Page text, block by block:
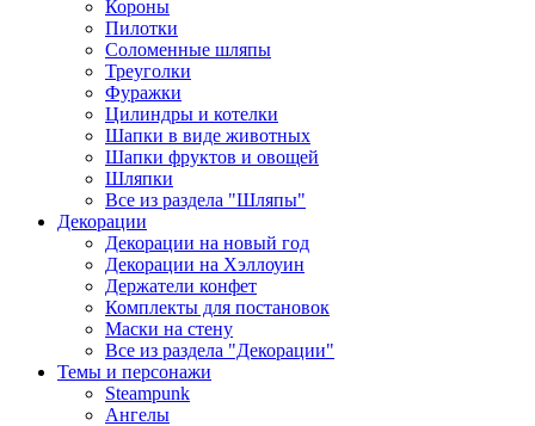
Короны
Пилотки
Соломенные шляпы
Треуголки
Фуражки
Цилиндры и котелки
Шапки в виде животных
Шапки фруктов и овощей
Шляпки
Все из раздела "Шляпы"
Декорации
Декорации на новый год
Декорации на Хэллоуин
Держатели конфет
Комплекты для постановок
Маски на стену
Все из раздела "Декорации"
Темы и персонажи
Steampunk
Ангелы